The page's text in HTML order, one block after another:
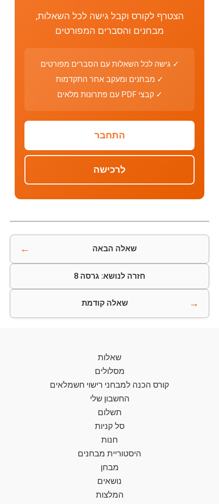
הצטרף לקורס וקבל גישה לכל השאלות,
מבחנים והסברים המפורטים
✓ גישה לכל השאלות עם הסברים מפורטים
✓ מבחנים ומעקב אחר התקדמות
✓ קבצי PDF עם פתרונות מלאים
התחבר
לרכישה
שאלה הבאה ←
חזרה לנושא: גרסה 8
→ שאלה קודמת
שאלות
מסלולים
קורס הכנה למבחני רישוי חשמלאים
החשבון שלי
תשלום
סל קניות
חנות
היסטוריית מבחנים
מבחן
נושאים
המלצות